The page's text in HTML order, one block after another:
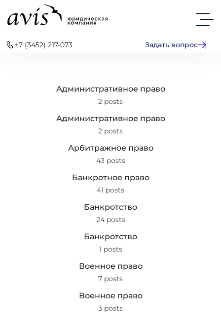
+7 (3452) 217-073 Задать вопрос
Административное право
2 posts
Административное право
2 posts
Арбитражное право
43 posts
Банкротное право
41 posts
Банкротство
24 posts
Банкротство
1 posts
Военное право
7 posts
Военное право
3 posts